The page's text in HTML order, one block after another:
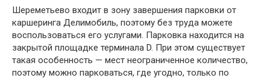
Шереметьево входит в зону завершения парковки от
каршеринга Делимобиль, поэтому без труда можете
воспользоваться его услугами. Парковка находится на
закрытой площадке терминала D. При этом существует
такая особенность — мест неограниченное количество,
поэтому можно парковаться, где угодно, только по